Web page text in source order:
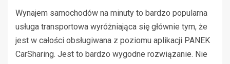
Wynajem samochodów na minuty to bardzo popularna
usługa transportowa wyróżniająca się głównie tym, że
jest w całości obsługiwana z poziomu aplikacji PANEK
CarSharing. Jest to bardzo wygodne rozwiązanie. Nie